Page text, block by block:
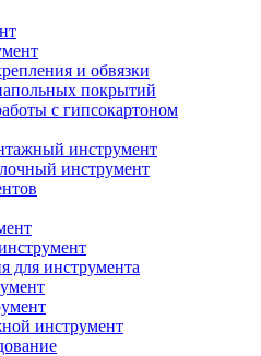
и обвязки
покрытий
с гипсокартоном
инструмент
инструмент
для инструмента
инструмент